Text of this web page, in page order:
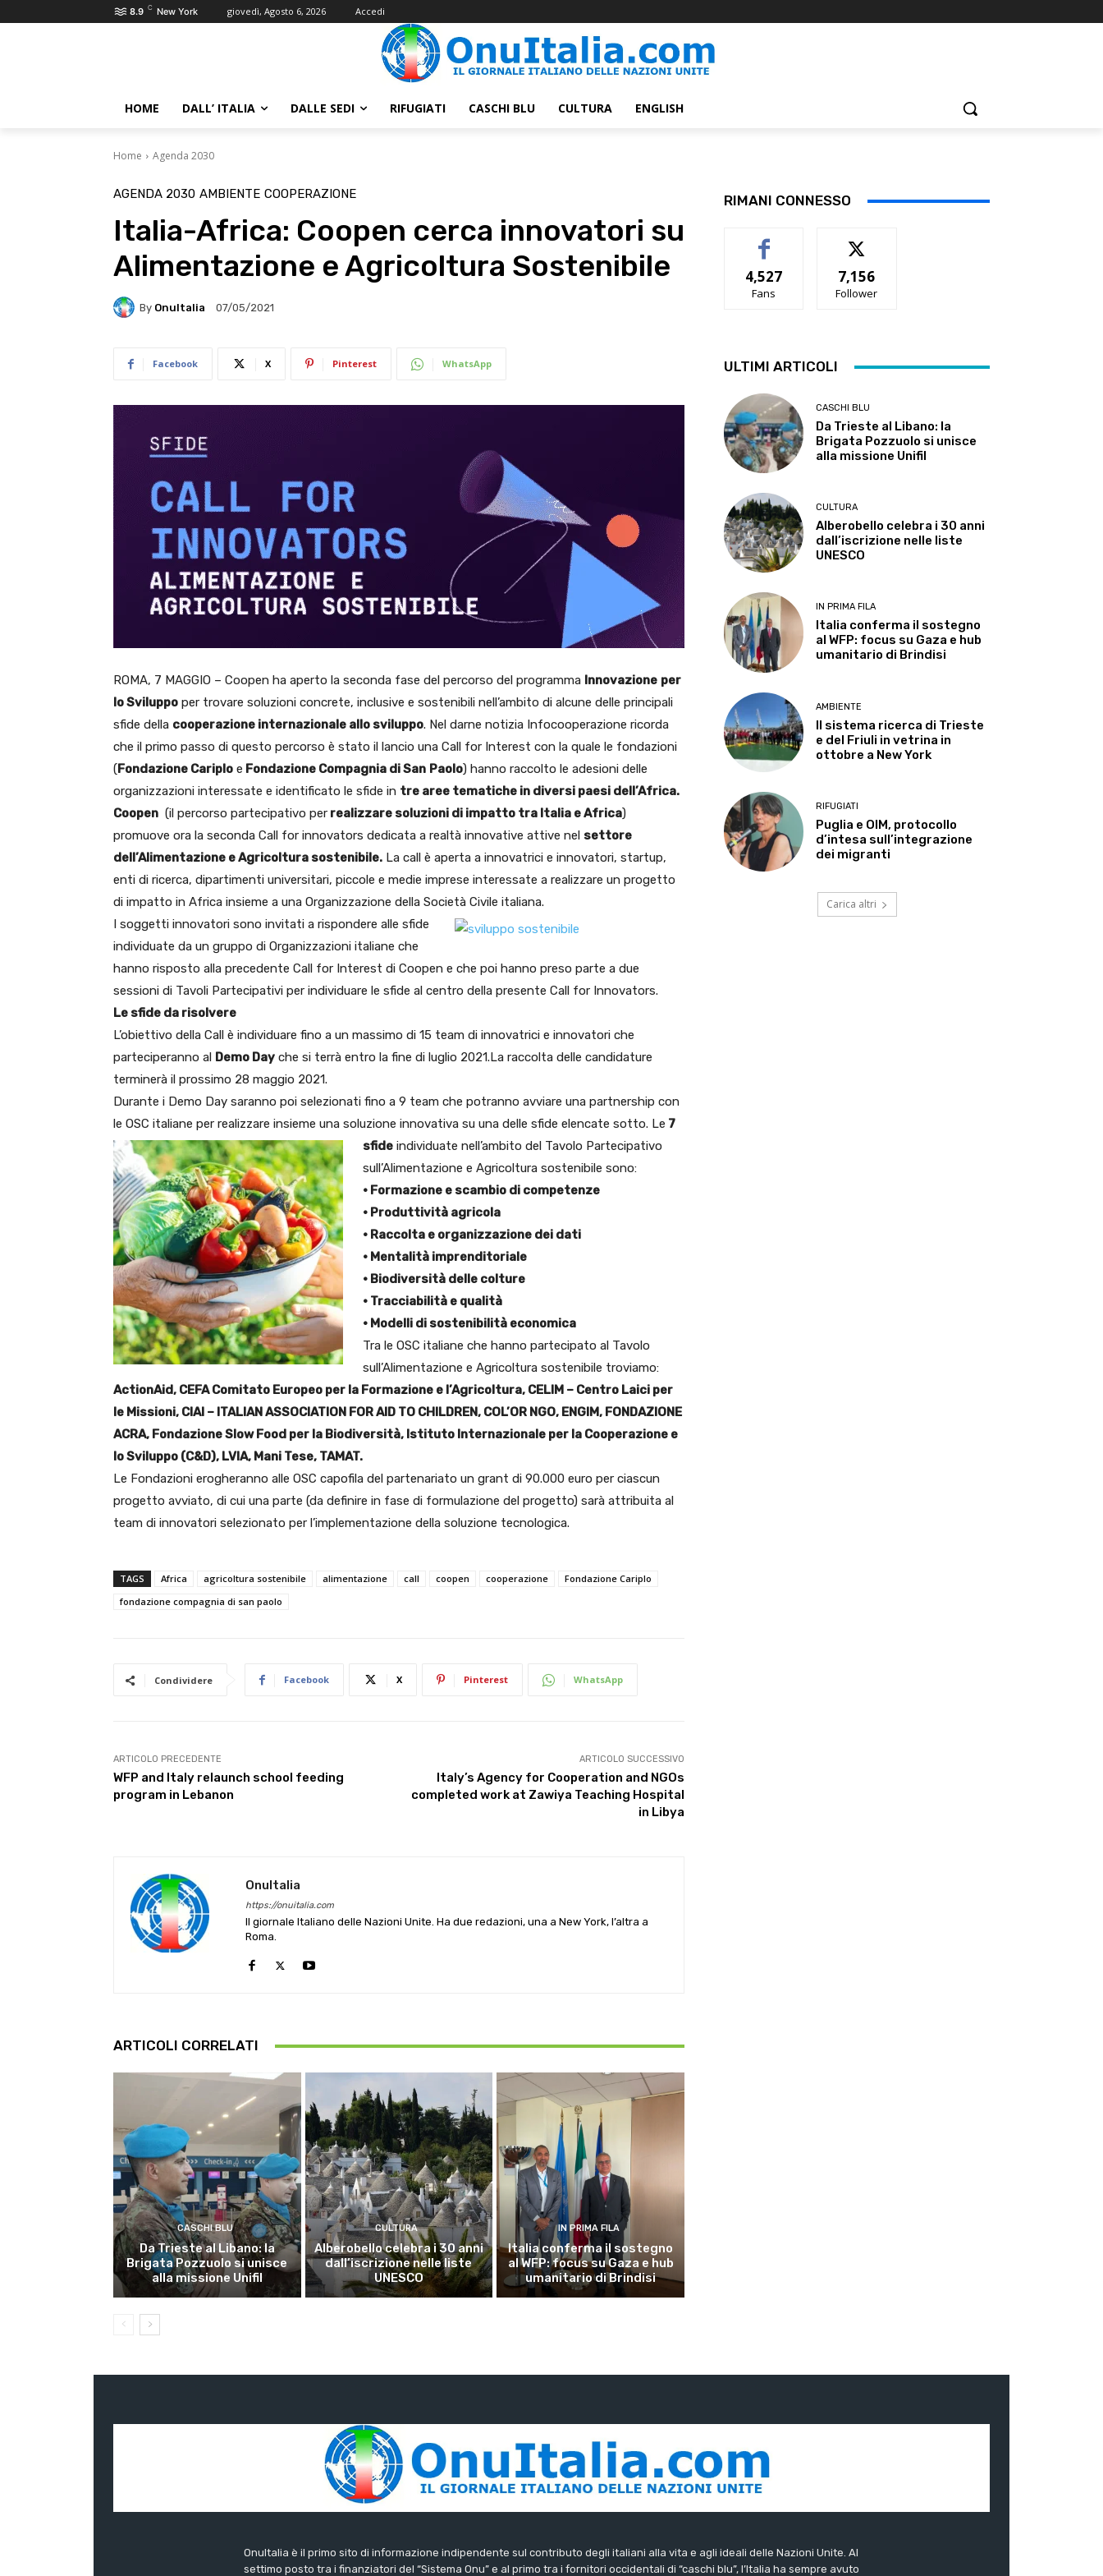
8.9 C New York giovedì, Agosto 6, 2026 Accedi
HOME DALL’ ITALIA DALLE SEDI RIFUGIATI CASCHI BLU CULTURA ENGLISH
Home Agenda 2030
AGENDA 2030 AMBIENTE COOPERAZIONE
Italia-Africa: Coopen cerca innovatori su
Alimentazione e Agricoltura Sostenibile
By OnuItalia 07/05/2021
Facebook X Pinterest WhatsApp
ROMA, 7 MAGGIO – Coopen ha aperto la seconda fase del percorso del programma Innovazione per
lo Sviluppo per trovare soluzioni concrete, inclusive e sostenibili nell’ambito di alcune delle principali
sfide della cooperazione internazionale allo sviluppo. Nel darne notizia Infocooperazione ricorda
che il primo passo di questo percorso è stato il lancio una Call for Interest con la quale le fondazioni
(Fondazione Cariplo e Fondazione Compagnia di San Paolo) hanno raccolto le adesioni delle
organizzazioni interessate e identificato le sfide in tre aree tematiche in diversi paesi dell’Africa.
Coopen (il percorso partecipativo per realizzare soluzioni di impatto tra Italia e Africa)
promuove ora la seconda Call for innovators dedicata a realtà innovative attive nel settore
dell’Alimentazione e Agricoltura sostenibile. La call è aperta a innovatrici e innovatori, startup,
enti di ricerca, dipartimenti universitari, piccole e medie imprese interessate a realizzare un progetto
di impatto in Africa insieme a una Organizzazione della Società Civile italiana.
I soggetti innovatori sono invitati a rispondere alle sfide
individuate da un gruppo di Organizzazioni italiane che
hanno risposto alla precedente Call for Interest di Coopen e che poi hanno preso parte a due
sessioni di Tavoli Partecipativi per individuare le sfide al centro della presente Call for Innovators.
Le sfide da risolvere
L’obiettivo della Call è individuare fino a un massimo di 15 team di innovatrici e innovatori che
parteciperanno al Demo Day che si terrà entro la fine di luglio 2021.La raccolta delle candidature
terminerà il prossimo 28 maggio 2021.
Durante i Demo Day saranno poi selezionati fino a 9 team che potranno avviare una partnership con
le OSC italiane per realizzare insieme una soluzione innovativa su una delle sfide elencate sotto. Le 7
sfide individuate nell’ambito del Tavolo Partecipativo
sull’Alimentazione e Agricoltura sostenibile sono:
• Formazione e scambio di competenze
• Produttività agricola
• Raccolta e organizzazione dei dati
• Mentalità imprenditoriale
• Biodiversità delle colture
• Tracciabilità e qualità
• Modelli di sostenibilità economica
Tra le OSC italiane che hanno partecipato al Tavolo
sull’Alimentazione e Agricoltura sostenibile troviamo:
ActionAid, CEFA Comitato Europeo per la Formazione e l’Agricoltura, CELIM – Centro Laici per
le Missioni, CIAI – ITALIAN ASSOCIATION FOR AID TO CHILDREN, COL’OR NGO, ENGIM, FONDAZIONE
ACRA, Fondazione Slow Food per la Biodiversità, Istituto Internazionale per la Cooperazione e
lo Sviluppo (C&D), LVIA, Mani Tese, TAMAT.
Le Fondazioni erogheranno alle OSC capofila del partenariato un grant di 90.000 euro per ciascun
progetto avviato, di cui una parte (da definire in fase di formulazione del progetto) sarà attribuita al
team di innovatori selezionato per l’implementazione della soluzione tecnologica.
TAGS Africa agricoltura sostenibile alimentazione call coopen cooperazione
Fondazione Cariplo
fondazione compagnia di san paolo
Condividere Facebook X Pinterest WhatsApp
ARTICOLO PRECEDENTE
WFP and Italy relaunch school feeding
program in Lebanon
ARTICOLO SUCCESSIVO
Italy’s Agency for Cooperation and NGOs
completed work at Zawiya Teaching Hospital
in Libya
OnuItalia
https://onuitalia.com
Il giornale Italiano delle Nazioni Unite. Ha due redazioni, una a New York, l’altra a
Roma.
ARTICOLI CORRELATI
CASCHI BLU
Da Trieste al Libano: la
Brigata Pozzuolo si unisce
alla missione Unifil
CULTURA
Alberobello celebra i 30 anni
dall’iscrizione nelle liste
UNESCO
IN PRIMA FILA
Italia conferma il sostegno
al WFP: focus su Gaza e hub
umanitario di Brindisi
RIMANI CONNESSO
4,527
Fans
7,156
Follower
ULTIMI ARTICOLI
CASCHI BLU
Da Trieste al Libano: la
Brigata Pozzuolo si unisce
alla missione Unifil
CULTURA
Alberobello celebra i 30 anni
dall’iscrizione nelle liste
UNESCO
IN PRIMA FILA
Italia conferma il sostegno
al WFP: focus su Gaza e hub
umanitario di Brindisi
AMBIENTE
Il sistema ricerca di Trieste
e del Friuli in vetrina in
ottobre a New York
RIFUGIATI
Puglia e OIM, protocollo
d’intesa sull’integrazione
dei migranti
Carica altri
OnuItalia è il primo sito di informazione indipendente sul contributo degli italiani alla vita e agli ideali delle Nazioni Unite. Al
settimo posto tra i finanziatori del “Sistema Onu” e al primo tra i fornitori occidentali di “caschi blu”, l’Italia ha sempre avuto